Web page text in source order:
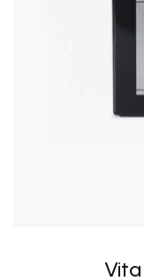
Vita